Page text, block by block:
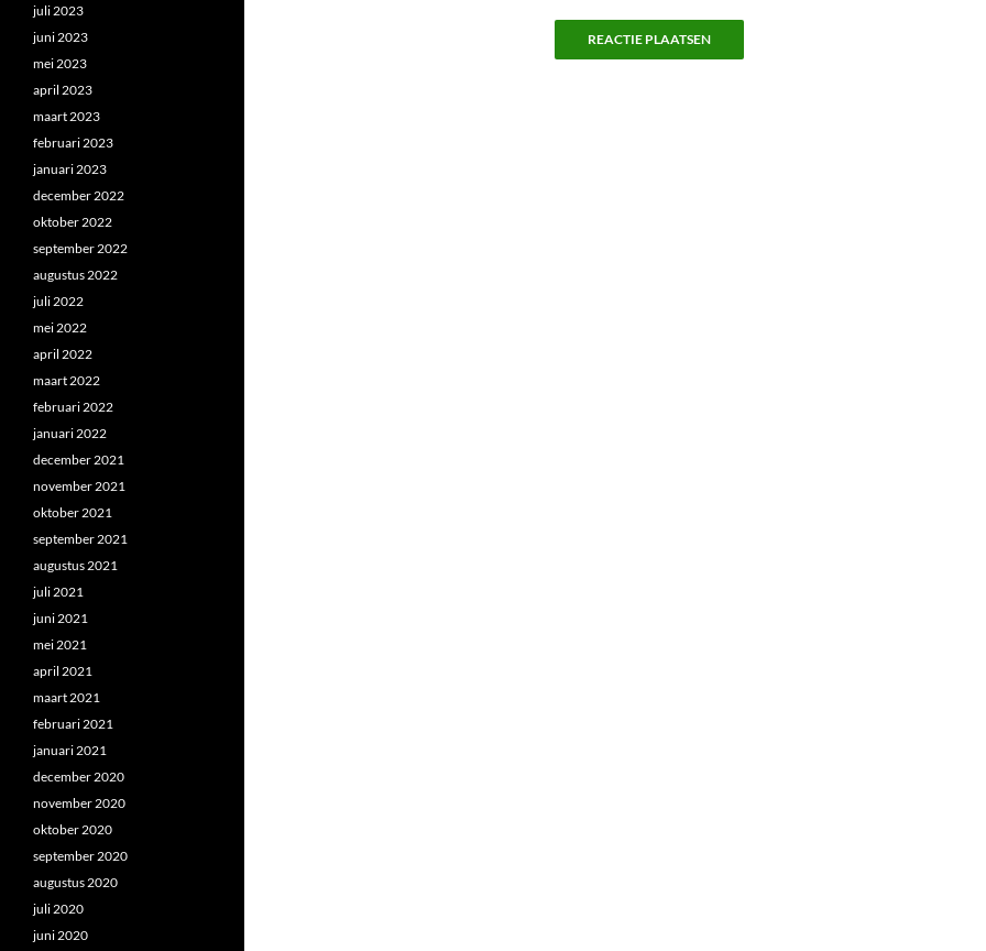
juli 2023
juni 2023
mei 2023
april 2023
maart 2023
februari 2023
januari 2023
december 2022
oktober 2022
september 2022
augustus 2022
juli 2022
mei 2022
april 2022
maart 2022
februari 2022
januari 2022
december 2021
november 2021
oktober 2021
september 2021
augustus 2021
juli 2021
juni 2021
mei 2021
april 2021
maart 2021
februari 2021
januari 2021
december 2020
november 2020
oktober 2020
september 2020
augustus 2020
juli 2020
juni 2020